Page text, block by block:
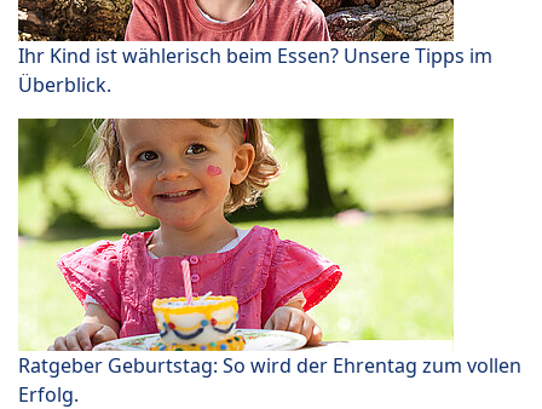
Ihr Kind ist wählerisch beim Essen? Unsere Tipps im
Überblick.
Ratgeber Geburtstag: So wird der Ehrentag zum vollen
Erfolg.